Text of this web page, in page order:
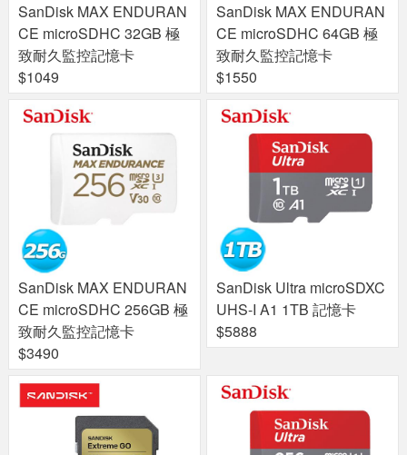
SanDisk MAX ENDURAN
CE microSDHC 32GB 極
致耐久監控記憶卡
$1049
SanDisk MAX ENDURAN
CE microSDHC 64GB 極
致耐久監控記憶卡
$1550
SanDisk MAX ENDURAN
CE microSDHC 256GB 極
致耐久監控記憶卡
$3490
SanDisk Ultra microSDXC
UHS-I A1 1TB 記憶卡
$5888